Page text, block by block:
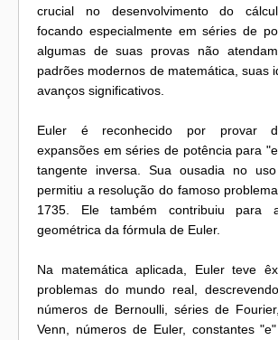
crucial no desenvolvimento do
focando especialmente em séries de
algumas de suas provas não
padrões modernos de matemática, suas
avanços significativos.
Euler é reconhecido por provar
expansões em séries de potência para
tangente inversa. Sua ousadia no
permitiu a resolução do famoso
1735. Ele também contribuiu para
geométrica da fórmula de Euler.
Na matemática aplicada, Euler teve
problemas do mundo real,
números de Bernoulli, séries de
Venn, números de Euler, constantes